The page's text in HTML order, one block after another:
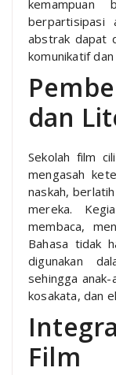
kemampuan
berpartisipasi
abstrak dapat
komunikatif
dan
Sekolah film
mengasah
naskah,
mereka.
membaca,
Bahasa tidak
digunakan
sehingga
kosakata, dan
Film